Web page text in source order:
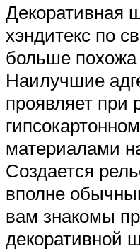
Декоративная
хэндитекс по
больше похожа
Наилучшие
проявляет при
материалами
Создается
вполне
вам знакомы
декоративной